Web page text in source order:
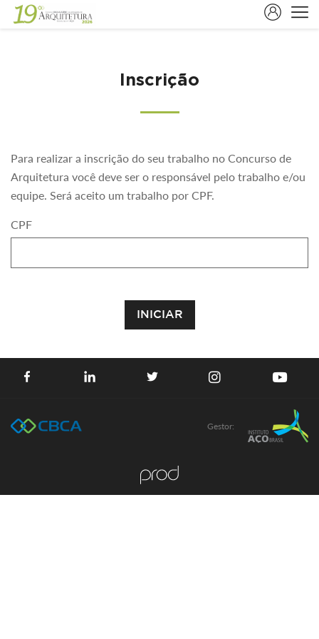
Inscrição
Para realizar a inscrição do seu trabalho no Concurso de
Arquitetura você deve ser o responsável pelo trabalho e/ou
equipe. Será aceito um trabalho por CPF.
CPF
INICIAR
Gestor: